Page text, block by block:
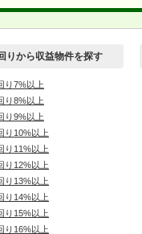
りから収益物件を探す
り7%以上
り8%以上
り9%以上
り10%以上
り11%以上
り12%以上
り13%以上
り14%以上
り15%以上
り16%以上